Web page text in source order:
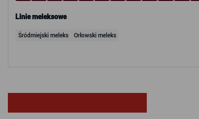
Linie meleksowe
Śródmiejski meleks Orłowski meleks